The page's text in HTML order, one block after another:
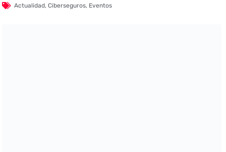
Actualidad,Ciberseguros, Eventos